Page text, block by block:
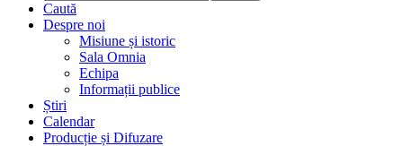
Caută
Despre noi
Misiune și istoric
Sala Omnia
Echipa
Informații publice
Știri
Calendar
Producție și Difuzare